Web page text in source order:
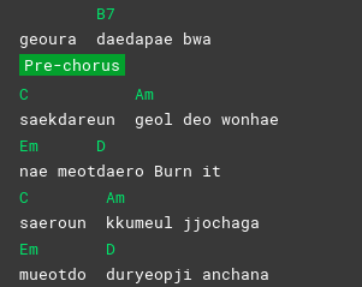
geoura
B7
daedapae bwa
Pre-chorus
C
saekdareun
Am
geol deo wonhae
Em
nae meot
D
daero Burn it
C
saeroun
Am
kkumeul
jjochaga
Em
mueotdo
D
duryeopji anchana